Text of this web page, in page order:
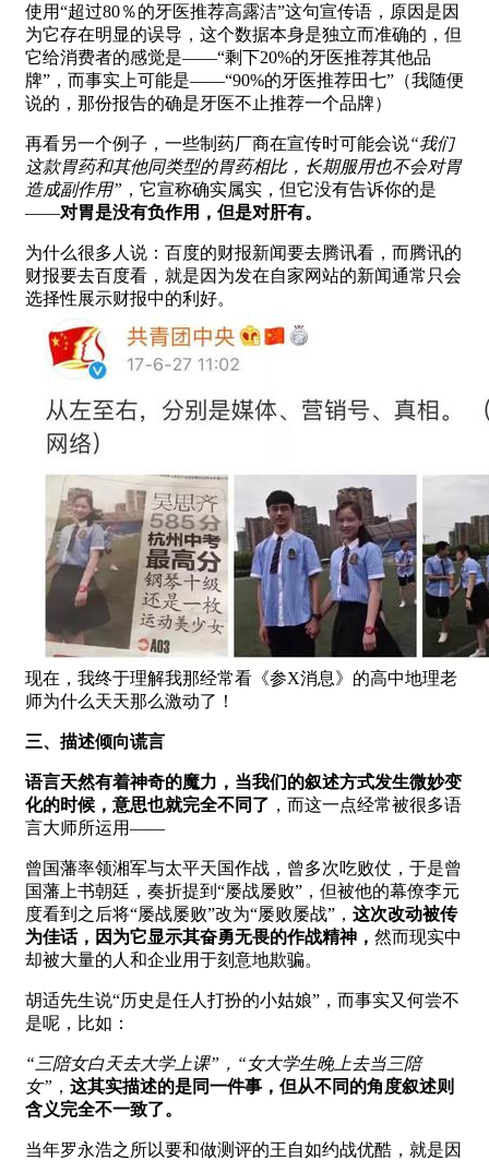
使用“超过80％的牙医推荐高露洁”这句宣传语，原因是因
为它存在明显的误导，这个数据本身是独立而准确的，但
它给消费者的感觉是——“剩下20%的牙医推荐其他品
牌”，而事实上可能是——“90%的牙医推荐田七”（我随便
说的，那份报告的确是牙医不止推荐一个品牌）
再看另一个例子，一些制药厂商在宣传时可能会说“我们
这款胃药和其他同类型的胃药相比，长期服用也不会对胃
造成副作用” ，它宣称确实属实，但它没有告诉你的是
——对胃是没有负作用，但是对肝有。
为什么很多人说：百度的财报新闻要去腾讯看，而腾讯的
财报要去百度看，就是因为发在自家网站的新闻通常只会
选择性展示财报中的利好。
现在，我终于理解我那经常看《参X消息》的高中地理老
师为什么天天那么激动了！
三、描述倾向谎言
语言天然有着神奇的魔力，当我们的叙述方式发生微妙变
化的时候，意思也就完全不同了 ，而这一点经常被很多语
言大师所运用——
曾国藩率领湘军与太平天国作战，曾多次吃败仗，于是曾
国藩上书朝廷，奏折提到“屡战屡败”，但被他的幕僚李元
度看到之后将“屡战屡败”改为“屡败屡战”， 这次改动被传
为佳话，因为它显示其奋勇无畏的作战精神， 然而现实中
却被大量的人和企业用于刻意地欺骗。
胡适先生说“历史是任人打扮的小姑娘”，而事实又何尝不
是呢，比如：
“三陪女白天去大学上课”，“女大学生晚上去当三陪
女” ， 这其实描述的是同一件事，但从不同的角度叙述则
含义完全不一致了。
当年罗永浩之所以要和做测评的王自如约战优酷，就是因